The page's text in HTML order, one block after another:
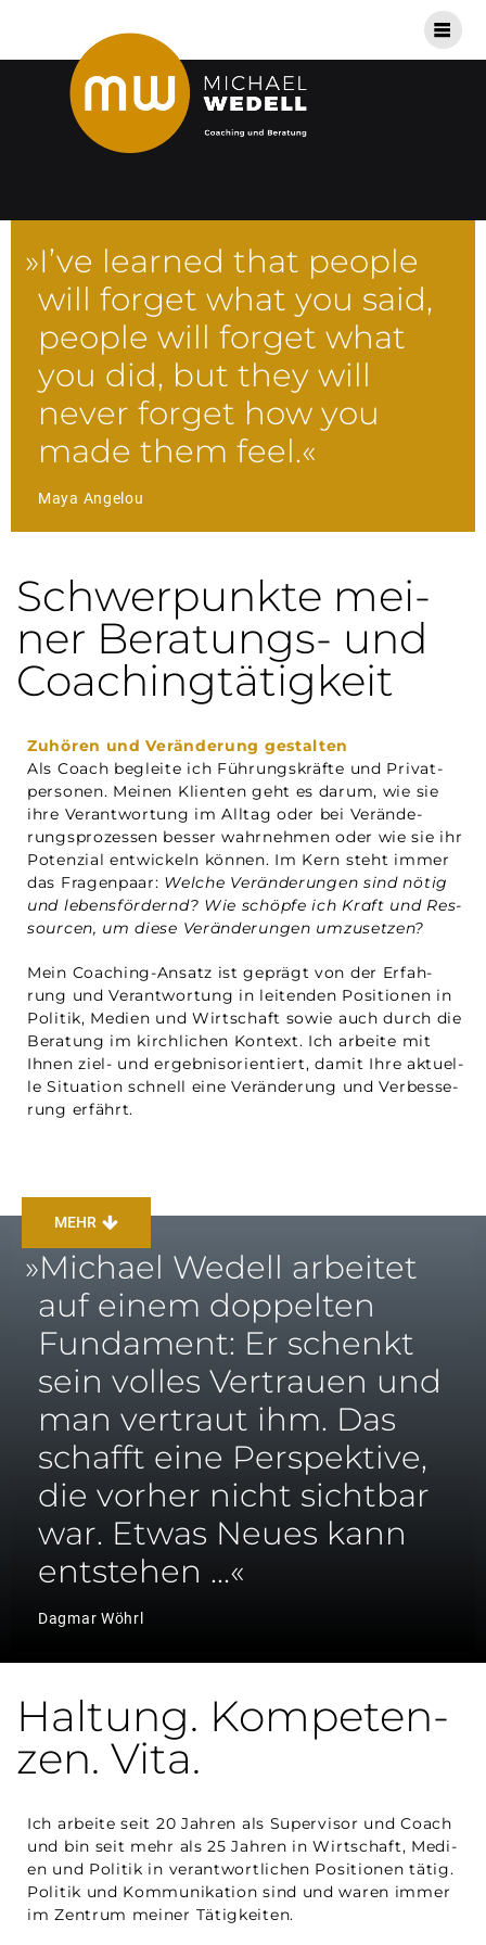
»I’ve lear­ned that peop­le
will for­get what you said,
peop­le will for­get what
you did, but they will
never for­get how you
made them feel.«
Maya Ange­lou
Schwer­punk­te mei­
ner Bera­tungs- und
Coachingtätigkeit
Zuhören und Ver­än­de­rung gestal­ten
Als Coach beglei­te ich Füh­rungs­kräf­te und Pri­vat­
per­so­nen. Mei­nen Kli­en­ten geht es dar­um, wie sie
ihre Ver­ant­wor­tung im All­tag oder bei Ver­än­de­
rungs­pro­zes­sen bes­ser wahr­neh­men oder wie sie ihr
Poten­zi­al ent­wi­ckeln kön­nen. Im Kern steht immer
das Fra­gen­paar: Wel­che Ver­än­de­run­gen sind nötig
und lebens­för­dernd? Wie schöp­fe ich Kraft und Res­
sour­cen, um die­se Ver­än­de­run­gen umzusetzen?
Mein Coa­ching-Ansatz ist geprägt von der Erfah­
rung und Ver­ant­wor­tung in lei­ten­den Posi­tio­nen in
Poli­tik, Medi­en und Wirt­schaft sowie auch durch die
Bera­tung im kirch­li­chen Kon­text. Ich arbei­te mit
Ihnen ziel- und ergeb­nis­ori­en­tiert, damit Ihre aktu­el­
le Situa­ti­on schnell eine Ver­än­de­rung und Ver­bes­se­
rung erfährt.
MEHR
»Micha­el Wedell arbei­tet
auf einem dop­pel­ten
Fun­da­ment: Er schenkt
sein vol­les Ver­trau­en und
man ver­traut ihm. Das
schafft eine Per­spek­ti­ve,
die vor­her nicht sicht­bar
war. Etwas Neu­es kann
entstehen …«
Dag­mar Wöhrl
Hal­tung. Kom­pe­ten­
zen. Vita.
Ich arbei­te seit 20 Jah­ren als Super­vi­sor und Coach
und bin seit mehr als 25 Jah­ren in Wirt­schaft, Medi­
en und Poli­tik in ver­ant­wort­li­chen Posi­tio­nen tätig.
Poli­tik und Kom­mu­ni­ka­ti­on sind und waren immer
im Zen­trum mei­ner Tätigkeiten.